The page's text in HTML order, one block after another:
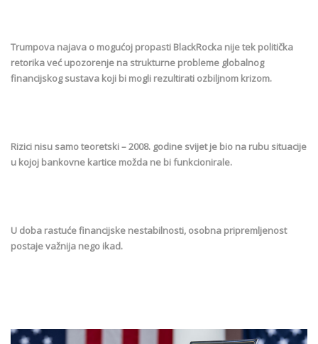
Trumpova najava o mogućoj propasti BlackRocka nije tek politička
retorika već upozorenje na strukturne probleme globalnog
financijskog sustava koji bi mogli rezultirati ozbiljnom krizom.
Rizici nisu samo teoretski – 2008. godine svijet je bio na rubu situacije
u kojoj bankovne kartice možda ne bi funkcionirale.
U doba rastuće financijske nestabilnosti, osobna pripremljenost
postaje važnija nego ikad.